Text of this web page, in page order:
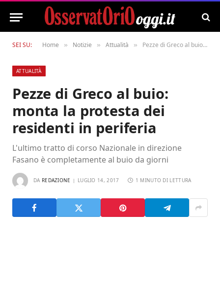
SEI SU: Home » Notizie » Attualità » Pezze di Greco al buio: monta la protesta dei residenti in periferia
ATTUALITÀ
Pezze di Greco al buio:
monta la protesta dei
residenti in periferia
L'ultimo tratto di corso Nazionale in direzione
Fasano è completamente al buio da giorni
DA REDAZIONE LUGLIO 14, 2017 1 MINUTO DI LETTURA